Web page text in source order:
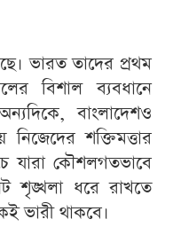
ভারত তাদের প্রথম
বিশাল ব্যবধানে
বাংলাদেশও
শক্তিমত্তার
যারা কৌশলগতভাবে
শৃঙ্খলা ধরে রাখতে
ভারী থাকবে।